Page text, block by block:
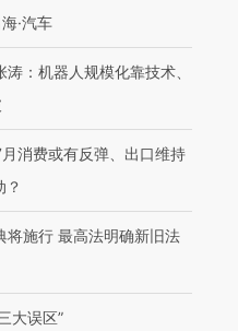
·汽车
：机器人规模化靠技术、
消费或有反弹、出口维持
？
将施行 最高法明确新旧法
大误区”